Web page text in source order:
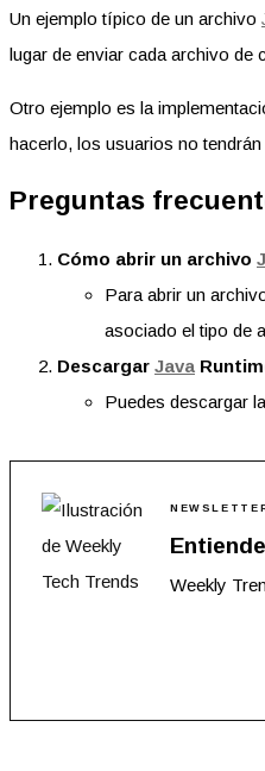
Un ejemplo típico de un archivo
lugar de enviar cada archivo de
Otro ejemplo es la
hacerlo, los usuarios no
Preguntas
Cómo abrir un archivo
Para abrir un
asociado el tipo de
Descargar Java
Puedes descargar la
Weekly